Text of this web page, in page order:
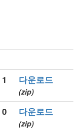
1 다운로드
(zip)
0 다운로드
(zip)